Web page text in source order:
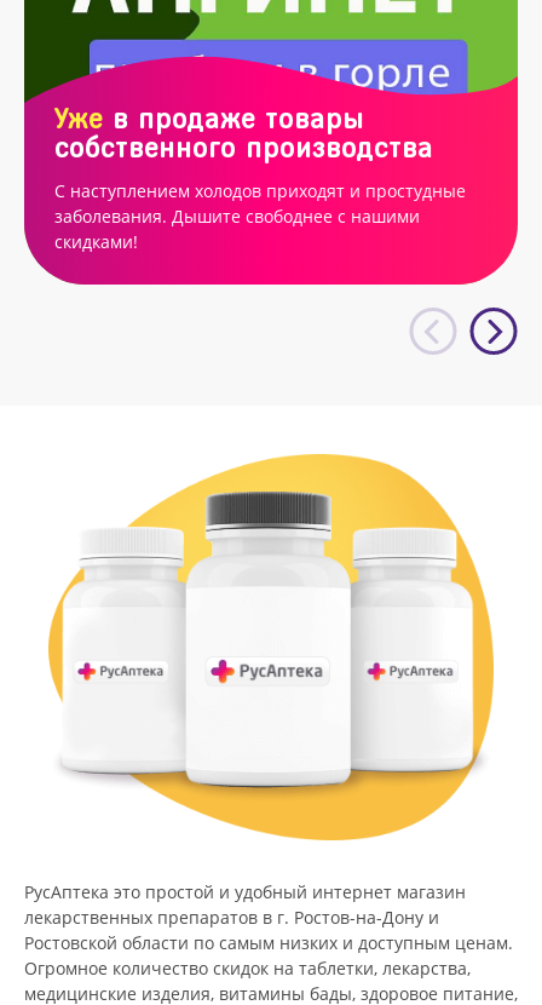
Уже в продаже товары
собственного производства
С наступлением холодов приходят и простудные
заболевания. Дышите свободнее с нашими
скидками!
РусАптека это простой и удобный интернет магазин
лекарственных препаратов в г. Ростов-на-Дону и
Ростовской области по самым низких и доступным ценам.
Огромное количество скидок на таблетки, лекарства,
медицинские изделия, витамины бады, здоровое питание,